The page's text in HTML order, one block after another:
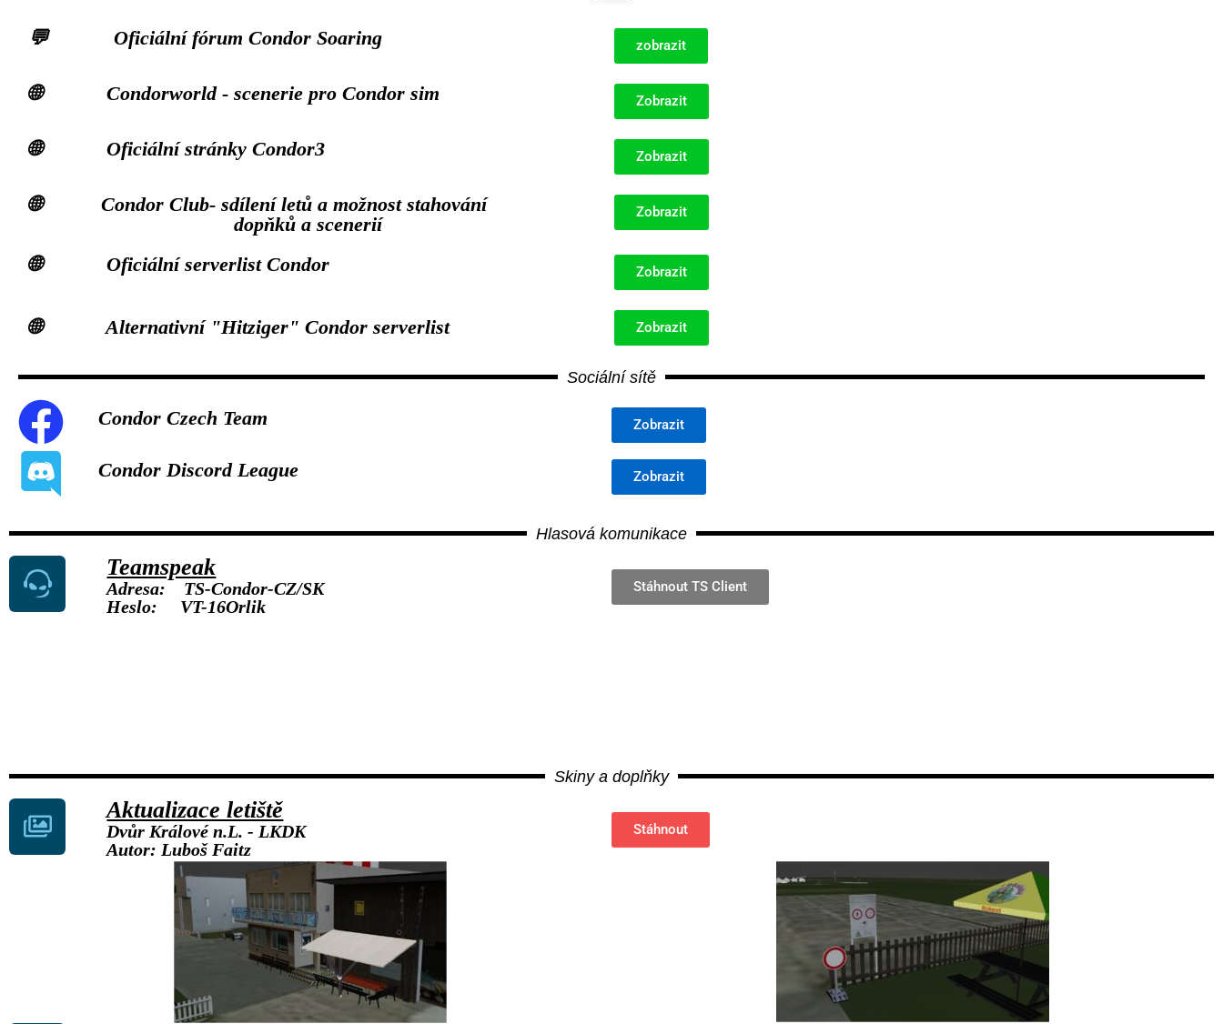
💬 Oficiální fórum Condor Soaring zobrazit
🌐 Condorworld - scenerie pro Condor sim Zobrazit
🌐 Oficiální stránky Condor3 Zobrazit
🌐 Condor Club- sdílení letů a možnost stahování
dopňků a scenerií
Zobrazit
🌐 Oficiální serverlist Condor Zobrazit
🌐 Alternativní "Hitziger" Condor serverlist Zobrazit
Sociální sítě
Condor Czech Team Zobrazit
Condor Discord League Zobrazit
Teamspeak
Adresa: TS-Condor-CZ/SK
Heslo: VT-16Orlik
Stáhnout TS Client
Hlasová komunikace
Aktualizace letiště
Dvůr Králové n.L. - LKDK
Autor: Luboš Faitz
Stáhnout
Skiny a doplňky